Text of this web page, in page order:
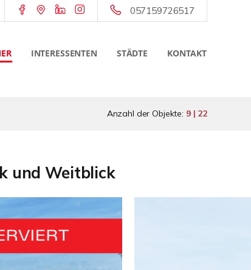
057159726517
INTERESSENTEN STÄDTE KONTAKT
Anzahl der Objekte: 9 | 22
und Weitblick